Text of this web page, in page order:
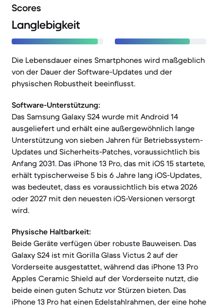
Scores
Langlebigkeit
Die Lebensdauer eines Smartphones wird maßgeblich
von der Dauer der Software-Updates und der
physischen Robustheit beeinflusst.
Software-Unterstützung:
Das Samsung Galaxy S24 wurde mit Android 14
ausgeliefert und erhält eine außergewöhnlich lange
Unterstützung von sieben Jahren für Betriebssystem-
Updates und Sicherheits-Patches, voraussichtlich bis
Anfang 2031. Das iPhone 13 Pro, das mit iOS 15 startete,
erhält typischerweise 5 bis 6 Jahre lang iOS-Updates,
was bedeutet, dass es voraussichtlich bis etwa 2026
oder 2027 mit den neuesten iOS-Versionen versorgt
wird.
Physische Haltbarkeit:
Beide Geräte verfügen über robuste Bauweisen. Das
Galaxy S24 ist mit Gorilla Glass Victus 2 auf der
Vorderseite ausgestattet, während das iPhone 13 Pro
Apples Ceramic Shield auf der Vorderseite nutzt, die
beide einen guten Schutz vor Stürzen bieten. Das
iPhone 13 Pro hat einen Edelstahlrahmen, der eine hohe